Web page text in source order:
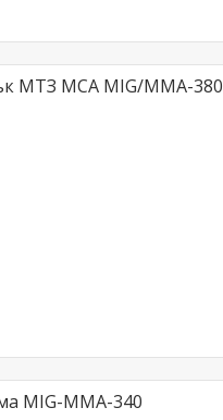
МТЗ MCA MIG/ММА-380
MIG-ММА-340